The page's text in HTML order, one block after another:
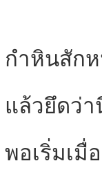
กำหินสัก
แล้วยึดว่
พอเริ่มเมื่